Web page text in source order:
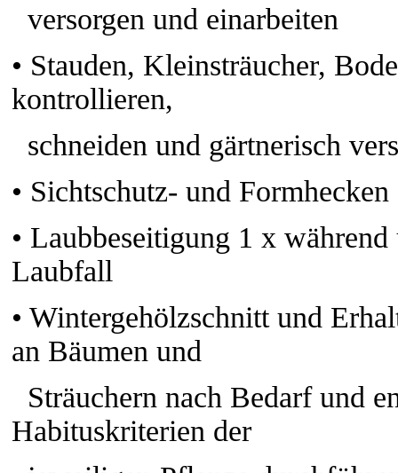
versorgen und einarbeiten
• Stauden, Kleinsträucher,
kontrollieren,
schneiden und gärtnerisch
• Sichtschutz- und
• Laubbeseitigung 1 x
Laubfall
• Wintergehölzschnitt und
an Bäumen und
Sträuchern nach Bedarf und
Habituskriterien der